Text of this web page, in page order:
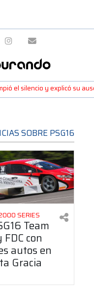
el silencio y explicó su
SOBRE PSG16
SERIES
Team
FDC con
autos en
Gracia